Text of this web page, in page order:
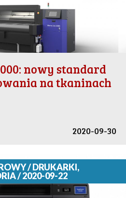
nowy standard
na tkaninach
2020-09-30
/ DRUKARKI,
/ 2020-09-22